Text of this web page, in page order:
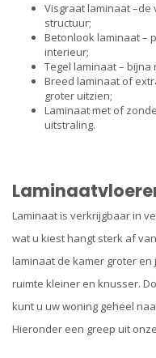
Visgraat laminaat
structuur;
Betonlook laminaat –
interieur;
Tegel laminaat –
Breed laminaat of
groter uitzien;
Laminaat met of
uitstraling.
Laminaat is verkrijgbaar in
wat u kiest hangt sterk af
laminaat de kamer groter
ruimte kleiner en knusser.
kunt u uw woning geheel
Hieronder een greep uit